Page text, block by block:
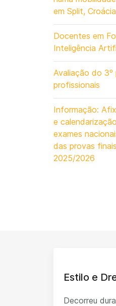
em Split, Croácia
Docentes em
Inteligência
Avaliação do 3º
profissionais
Informação:
e
exames
das provas
2025/2026
Estilo e
Decorreu